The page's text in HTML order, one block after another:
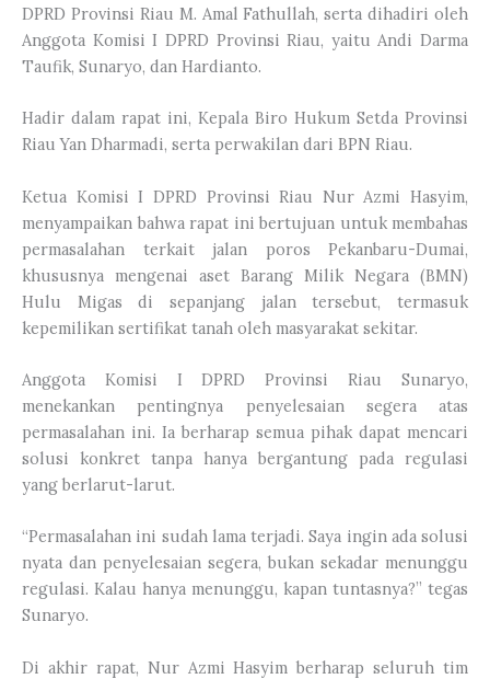
DPRD Provinsi Riau M. Amal Fathullah, serta dihadiri oleh
Anggota Komisi I DPRD Provinsi Riau, yaitu Andi Darma
Taufik, Sunaryo, dan Hardianto.
Hadir dalam rapat ini, Kepala Biro Hukum Setda Provinsi
Riau Yan Dharmadi, serta perwakilan dari BPN Riau.
Ketua Komisi I DPRD Provinsi Riau Nur Azmi Hasyim,
menyampaikan bahwa rapat ini bertujuan untuk membahas
permasalahan terkait jalan poros Pekanbaru-Dumai,
khususnya mengenai aset Barang Milik Negara (BMN)
Hulu Migas di sepanjang jalan tersebut, termasuk
kepemilikan sertifikat tanah oleh masyarakat sekitar.
Anggota Komisi I DPRD Provinsi Riau Sunaryo,
menekankan pentingnya penyelesaian segera atas
permasalahan ini. Ia berharap semua pihak dapat mencari
solusi konkret tanpa hanya bergantung pada regulasi
yang berlarut-larut.
“Permasalahan ini sudah lama terjadi. Saya ingin ada solusi
nyata dan penyelesaian segera, bukan sekadar menunggu
regulasi. Kalau hanya menunggu, kapan tuntasnya?” tegas
Sunaryo.
Di akhir rapat, Nur Azmi Hasyim berharap seluruh tim